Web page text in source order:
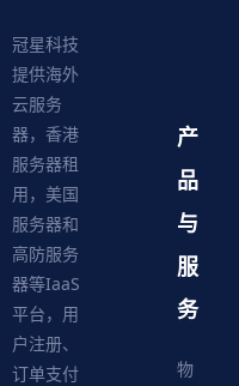
冠星科技
提供海外
云服务
器，香港
服务器租
用，美国
服务器和
高防服务
器等IaaS
平台，用
户注册、
订单支付
产
品
与
服
务
物